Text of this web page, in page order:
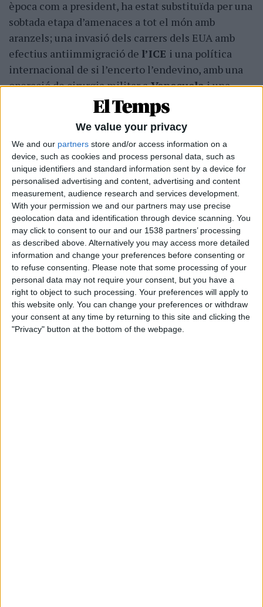
We value your privacy
We and our partners store and/or access information on a
device, such as cookies and process personal data, such as
unique identifiers and standard information sent by a device for
personalised advertising and content, advertising and content
measurement, audience research and services development.
With your permission we and our partners may use precise
geolocation data and identification through device scanning. You
may click to consent to our and our 1538 partners’ processing
as described above. Alternatively you may access more detailed
information and change your preferences before consenting or
to refuse consenting.
Please note that some processing of your
personal data may not require your consent, but you have a
right to object to such processing. Your preferences will apply to
this website only. You can change your preferences or withdraw
your consent at any time by returning to this site and clicking the
"Privacy" button at the bottom of the webpage.
època com a president, ha estat substituïda per una
sobtada etapa d’amenaces a tot el món amb
aranzels; una invasió dels carrers dels EUA amb
efectius antiimmigració de l’ICE i una política
internacional de si l’encerto l’endevino, amb una
operació de cirurgia militar aVeneçuelai una
monumental enfangada a l’Iran.
Subscripció al butlletí
Rep les novetats d'El Temps al teu correu:
L’anàlisi simple tendeix a identificar Trump com
un boig, però les seues accions —i les seues
rectificacions— retraten més aviat un narcisista
impulsiu sense sentit del ridícul, ...